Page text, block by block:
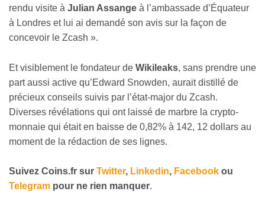
rendu visite à Julian Assange à l’ambassade d’Équateur
à Londres et lui ai demandé son avis sur la façon de
concevoir le Zcash ».
Et visiblement le fondateur de Wikileaks, sans prendre une
part aussi active qu’Edward Snowden, aurait distillé de
précieux conseils suivis par l’état-major du Zcash.
Diverses révélations qui ont laissé de marbre la crypto-
monnaie qui était en baisse de 0,82% à 142, 12 dollars au
moment de la rédaction de ses lignes.
Suivez Coins.fr sur Twitter, Linkedin, Facebook ou
Telegram pour ne rien manquer.